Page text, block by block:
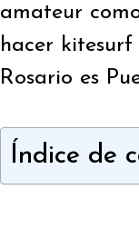
amateur
hacer
Rosario es
Índice de